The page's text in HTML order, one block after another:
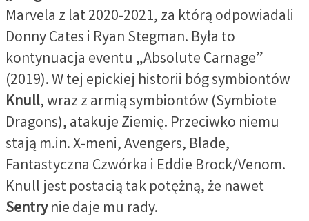
Marvela z lat 2020-2021, za którą odpowiadali
Donny Cates i Ryan Stegman. Była to
kontynuacja eventu „Absolute Carnage”
(2019). W tej epickiej historii bóg symbiontów
Knull, wraz z armią symbiontów (Symbiote
Dragons), atakuje Ziemię. Przeciwko niemu
stają m.in. X-meni, Avengers, Blade,
Fantastyczna Czwórka i Eddie Brock/Venom.
Knull jest postacią tak potężną, że nawet
Sentrynie daje mu rady.